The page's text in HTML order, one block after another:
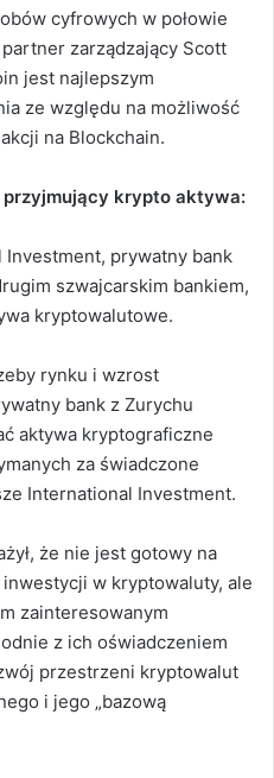
cyfrowych w połowie
zarządzający Scott
jest najlepszym
ze względu na możliwość
na Blockchain.
krypto aktywa:
Investment, prywatny bank
szwajcarskim bankiem,
kryptowalutowe.
rynku i wzrost
bank z Zurychu
aktywa kryptograficzne
za świadczone
International Investment.
że nie jest gotowy na
w kryptowaluty, ale
zainteresowanym
z ich oświadczeniem
przestrzeni kryptowalut
i jego „bazową